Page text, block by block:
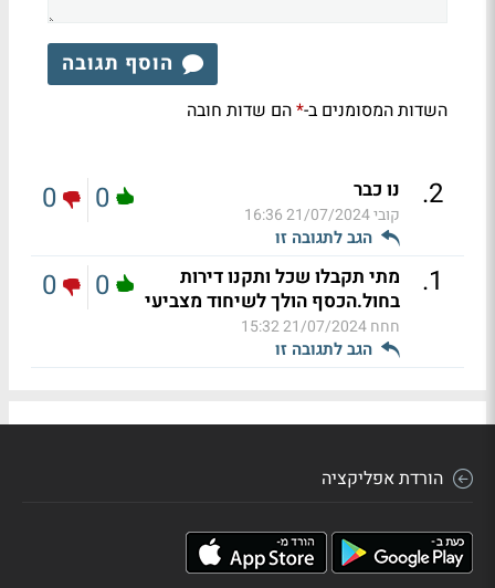
הוסף תגובה
השדות המסומנים ב-*הם שדות חובה
2
. נו כבר
קובי21/07/2024 16:36
הגב לתגובה זו
0
0
1
.
מתי תקבלו שכל ותקנו דירות
בחול.הכסף הולך לשיחוד מצביעי
חחח21/07/2024 15:32
הגב לתגובה זו
0
0
הורדת אפליקציה